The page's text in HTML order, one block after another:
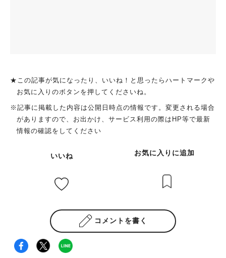
★この記事が気になったり、いいね！と思ったらハートマークや
お気に入りのボタンを押してくださいね。
※記事に掲載した内容は公開日時点の情報です。変更される場合
がありますので、お出かけ、サービス利用の際はHP等で最新
情報の確認をしてください
いいね お気に入りに追加
コメントを書く